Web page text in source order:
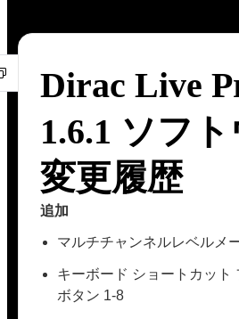
Dirac Live
1.6.1 ソフ
変更履歴
追加
マルチチャンネルレベルメ
キーボード ショートカット
ボタン 1-8